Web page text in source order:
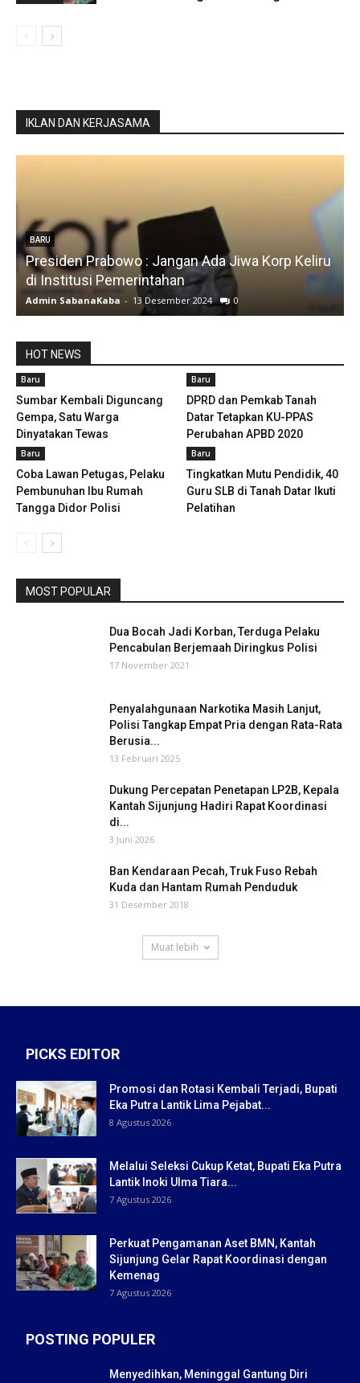
IKLAN DAN KERJASAMA
Korp Keliru BARU
Silfia Hanani
Admin SabanaKaba - 19 Juni 2024
HOT NEWS
Baru
Sumbar Kembali Diguncang
Gempa, Satu Warga
Dinyatakan Tewas
Baru
DPRD dan Pemkab Tanah
Datar Tetapkan KU-PPAS
Perubahan APBD 2020
Baru
Coba Lawan Petugas, Pelaku
Pembunuhan Ibu Rumah
Tangga Didor Polisi
Baru
Tingkatkan Mutu Pendidik, 40
Guru SLB di Tanah Datar Ikuti
Pelatihan
MOST POPULAR
Dua Bocah Jadi Korban, Terduga Pelaku
Pencabulan Berjemaah Diringkus Polisi
17 November 2021
Penyalahgunaan Narkotika Masih Lanjut,
Polisi Tangkap Empat Pria dengan Rata-Rata
Berusia...
13 Februari 2025
Dukung Percepatan Penetapan LP2B, Kepala
Kantah Sijunjung Hadiri Rapat Koordinasi
di...
3 Juni 2026
Ban Kendaraan Pecah, Truk Fuso Rebah
Kuda dan Hantam Rumah Penduduk
31 Desember 2018
Muat lebih
PICKS EDITOR
Promosi dan Rotasi Kembali Terjadi, Bupati
Eka Putra Lantik Lima Pejabat...
8 Agustus 2026
Melalui Seleksi Cukup Ketat, Bupati Eka Putra
Lantik Inoki Ulma Tiara...
7 Agustus 2026
Perkuat Pengamanan Aset BMN, Kantah
Sijunjung Gelar Rapat Koordinasi dengan
Kemenag
7 Agustus 2026
POSTING POPULER
Menyedihkan, Meninggal Gantung Diri